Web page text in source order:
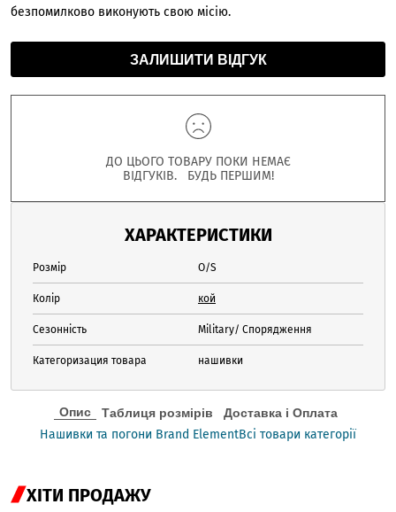
безпомилково виконують свою місію.
ЗАЛИШИТИ ВІДГУК
ДО ЦЬОГО ТОВАРУ ПОКИ НЕМАЄ
ВІДГУКІВ. БУДЬ ПЕРШИМ!
ХАРАКТЕРИСТИКИ
Розмір O/S
Колір кой
Сезонність Military/ Спорядження
Категоризация товара нашивки
Опис Таблиця розмірів Доставка і Оплата
Нашивки та погони Brand ElementВсі товари категорії
ХІТИ ПРОДАЖУ